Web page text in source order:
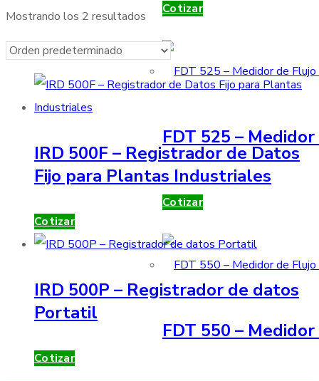
Cotizar
FDT 525 –
Cotizar
FDT 550 –
Mostrando los 2 resultados
IRD 500F – Registrador de Datos
Fijo para Plantas Industriales
Cotizar
IRD 500P – Registrador de datos
Portatil
Cotizar